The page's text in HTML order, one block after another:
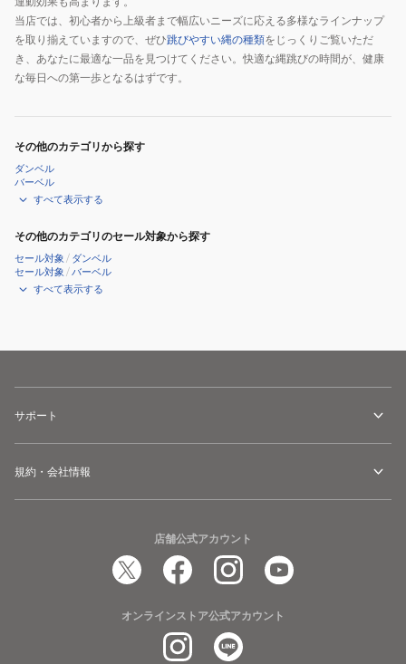
当店では、初心者から上級者まで幅広いニーズに応える多様なラインナップ
を取り揃えていますので、ぜひ跳びやすい縄の種類をじっくりご覧いただ
き、あなたに最適な一品を見つけてください。快適な縄跳びの時間が、健康
な毎日への第一歩となるはずです。
その他のカテゴリから探す
ダンベル
バーベル
すべて表示する
その他のカテゴリのセール対象から探す
セール対象 / ダンベル
セール対象 /バーベル
すべて表示する
サポート
規約・会社情報
店舗公式アカウント
オンラインストア公式アカウント